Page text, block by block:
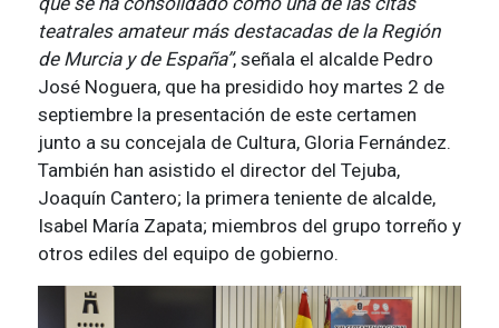
teatrales amateur más destacadas de la Región
de Murcia y de España”, señala el alcalde Pedro
José Noguera, que ha presidido hoy martes 2 de
septiembre la presentación de este certamen
junto a su concejala de Cultura, Gloria Fernández.
También han asistido el director del Tejuba,
Joaquín Cantero; la primera teniente de alcalde,
Isabel María Zapata; miembros del grupo torreño y
otros ediles del equipo de gobierno.